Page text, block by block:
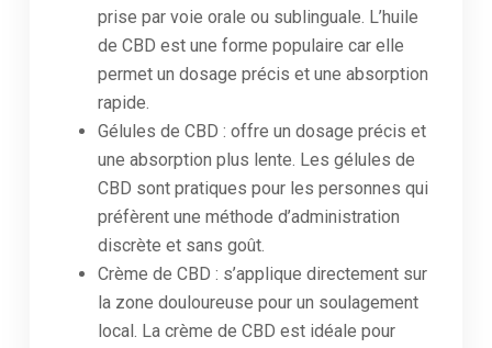
prise par voie orale ou sublinguale. L’huile
de CBD est une forme populaire car elle
permet un dosage précis et une absorption
rapide.
Gélules de CBD : offre un dosage précis et
une absorption plus lente. Les gélules de
CBD sont pratiques pour les personnes qui
préfèrent une méthode d’administration
discrète et sans goût.
Crème de CBD : s’applique directement sur
la zone douloureuse pour un soulagement
local. La crème de CBD est idéale pour